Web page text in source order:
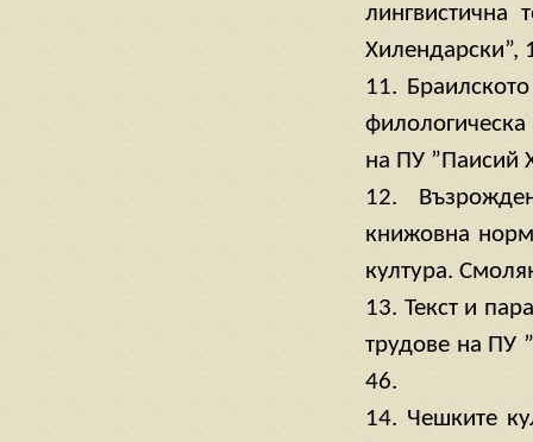
Хилендарски”,
11.
на ПУ ”Паисий
12.
книжовна
култура.
13. Текст и
трудове на ПУ
46.
14. Чешките